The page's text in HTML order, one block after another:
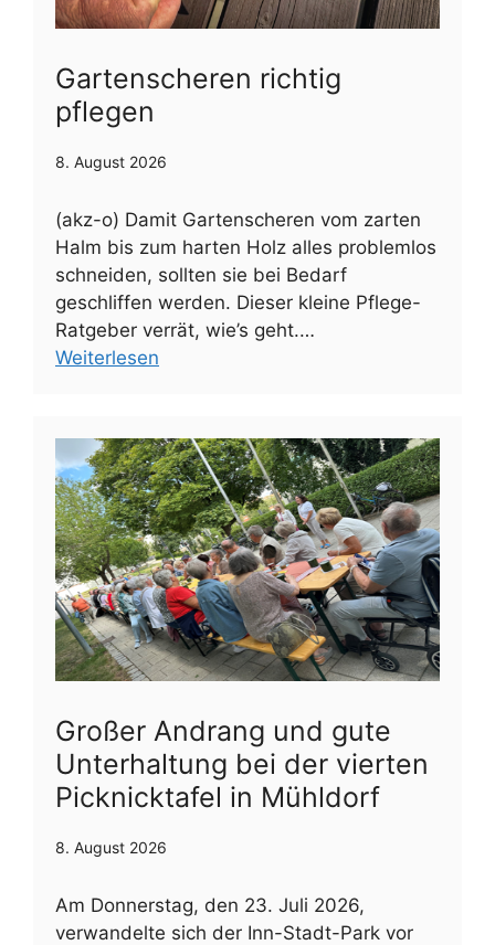
Gartenscheren richtig
pflegen
8. August 2026
(akz-o) Damit Gartenscheren vom zarten
Halm bis zum harten Holz alles problemlos
schneiden, sollten sie bei Bedarf
geschliffen werden. Dieser kleine Pflege-
Ratgeber verrät, wie’s geht.…
Weiterlesen
Großer Andrang und gute
Unterhaltung bei der vierten
Picknicktafel in Mühldorf
8. August 2026
Am Donnerstag, den 23. Juli 2026,
verwandelte sich der Inn-Stadt-Park vor